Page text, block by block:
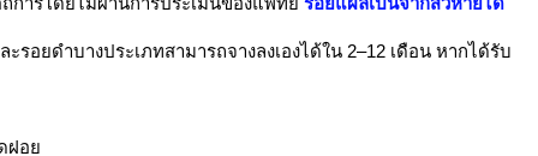
อยดำบางประเภทสามารถจางลงเองได้ใน 2–12 เดือน หากได้รับ
ดฝอ